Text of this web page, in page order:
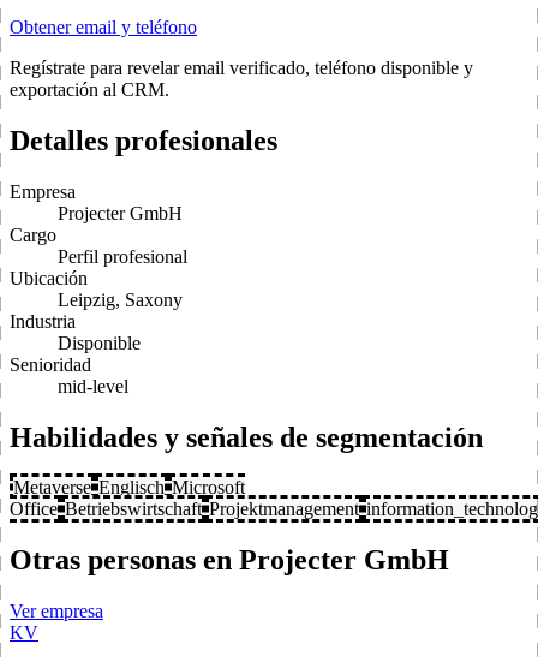
Obtener email y teléfono
Regístrate para revelar email verificado, teléfono disponible y
exportación al CRM.
Detalles profesionales
Empresa
Projecter GmbH
Cargo
Perfil profesional
Ubicación
Leipzig, Saxony
Industria
Disponible
Senioridad
mid-level
Habilidades y señales de segmentación
Metaverse Englisch Microsoft
Office Betriebswirtschaft Projektmanagement
Otras personas en Projecter GmbH
Ver empresa
KV